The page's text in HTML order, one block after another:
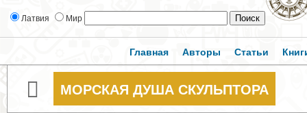
Латвия Мир
Главная Авторы Статьи
МОРСКАЯ ДУША СКУЛЬПТОРА